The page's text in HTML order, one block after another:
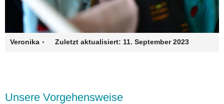
Veronika · Zuletzt aktualisiert: 11. September 2023
Unsere Vorgehensweise